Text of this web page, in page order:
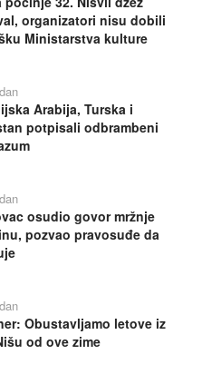
organizatori nisu dobili
Ministarstva kulture
Arabija, Turska i
potpisali odbrambeni
osudio govor mržnje
pozvao pravosuđe da
Obustavljamo letove iz
od ove zime